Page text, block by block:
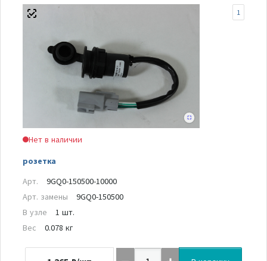
Нет в наличии
розетка
1
Арт.
9GQ0-150500-10000
Арт. замены
9GQ0-150500
В узле
1 шт.
Вес
0.078 кг